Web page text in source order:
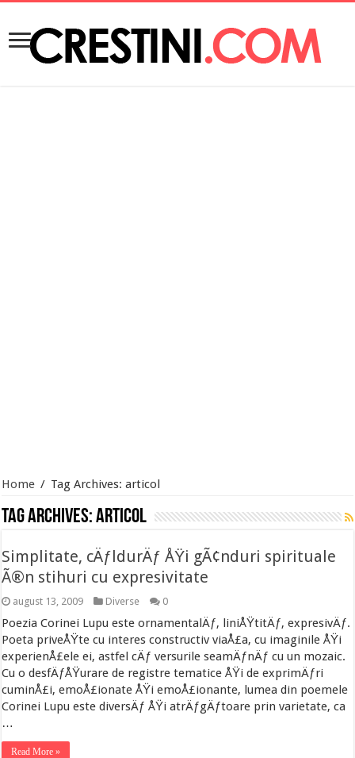
Home / Tag Archives: articol
Tag Archives:articol
Simplitate, cÄƒldurÄƒ ÅŸi gÃ¢nduri spirituale
Ã®n stihuri cu expresivitate
august 13, 2009 Diverse 0
Poezia Corinei Lupu este ornamentalÄƒ, liniÅŸtitÄƒ, expresivÄƒ.
Poeta priveÅŸte cu interes constructiv viaÅ£a, cu imaginile ÅŸi
experienÅ£ele ei, astfel cÄƒ versurile seamÄƒnÄƒ cu un mozaic.
Cu o desfÄƒÅŸurare de registre tematice ÅŸi de exprimÄƒri
cuminÅ£i, emoÅ£ionate ÅŸi emoÅ£ionante, lumea din poemele
Corinei Lupu este diversÄƒ ÅŸi atrÄƒgÄƒtoare prin varietate, ca
…
Read More »